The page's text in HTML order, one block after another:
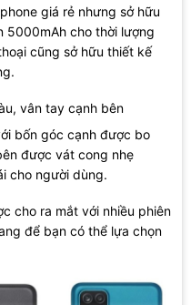
giá rẻ nhưng sở hữu
5000mAh cho thời lượng
cũng sở hữu thiết kế
vân tay cạnh bên
bốn góc cạnh được bo
được vát cong nhẹ
cho người dùng.
cho ra mắt với nhiều phiên
để bạn có thể lựa chọn